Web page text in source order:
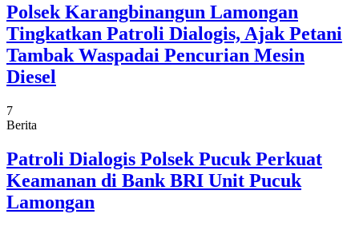
Polsek Karangbinangun Lamongan
Tingkatkan Patroli Dialogis, Ajak Petani
Tambak Waspadai Pencurian Mesin
Diesel
7
Berita
Patroli Dialogis Polsek Pucuk Perkuat
Keamanan di Bank BRI Unit Pucuk
Lamongan